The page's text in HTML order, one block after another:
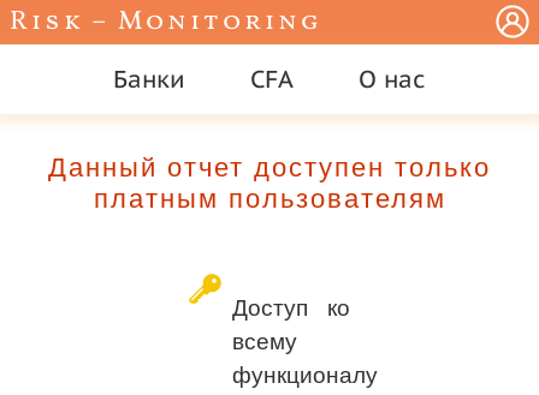
Risk – Monitoring
Банки CFA О нас
Данный отчет доступен только
платным пользователям
Доступ ко
всему
функционалу